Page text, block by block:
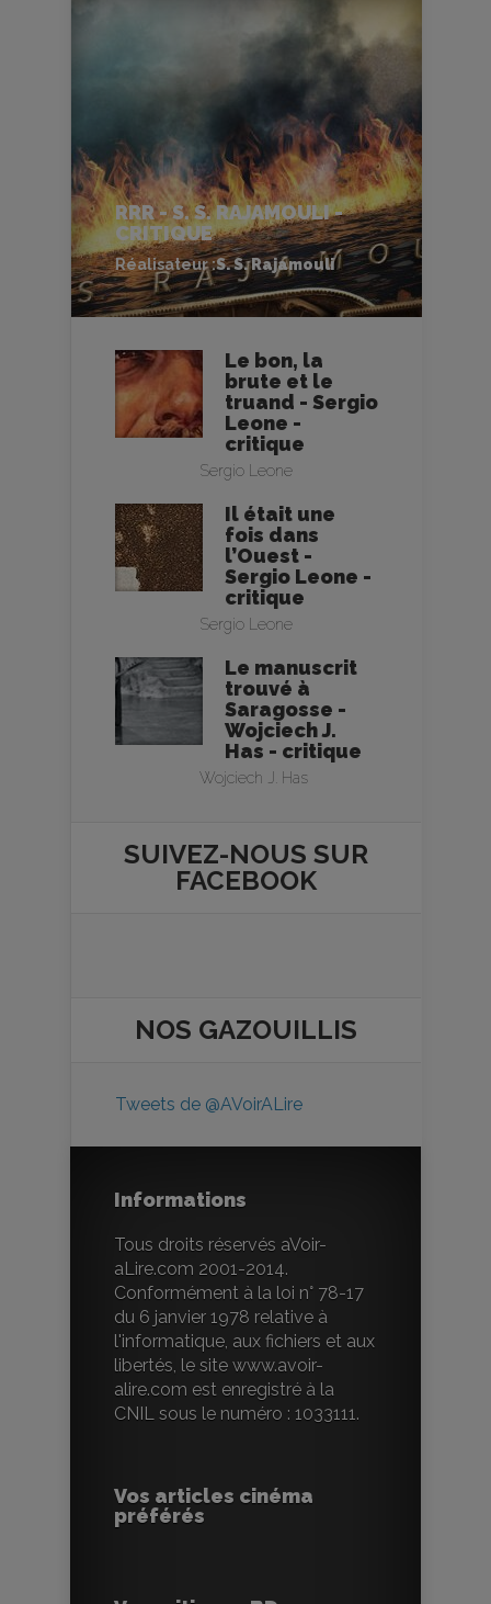
RRR - S. S. RAJAMOULI -
CRITIQUE
Réalisateur :S. S. Rajamouli
Le bon, la
brute et le
truand - Sergio
Leone -
critique
Sergio Leone
Il était une
fois dans
l’Ouest -
Sergio Leone -
critique
Sergio Leone
Le manuscrit
trouvé à
Saragosse -
Wojciech J.
Has - critique
Wojciech J. Has
SUIVEZ-NOUS SUR
FACEBOOK
NOS GAZOUILLIS
Tweets de @AVoirALire
Informations
Tous droits réservés aVoir-
aLire.com 2001-2014.
Conformément à la loi n° 78-17
du 6 janvier 1978 relative à
l'informatique, aux fichiers et aux
libertés, le site www.avoir-
alire.com est enregistré à la
CNIL sous le numéro : 1033111.
Vos articles cinéma
préférés